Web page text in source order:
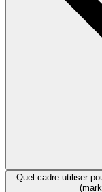
Quel cadre utiliser